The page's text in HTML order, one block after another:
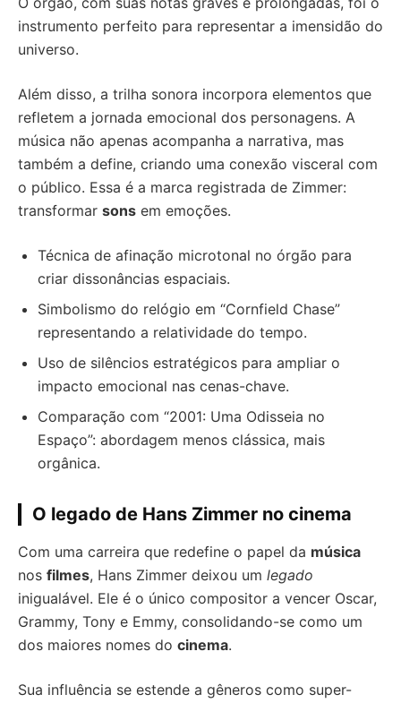
instrumento perfeito para representar a imensidão do
universo.
Além disso, a trilha sonora incorpora elementos que
refletem a jornada emocional dos personagens. A
música não apenas acompanha a narrativa, mas
também a define, criando uma conexão visceral com
o público. Essa é a marca registrada de Zimmer:
transformar sons em emoções.
Técnica de afinação microtonal no órgão para
criar dissonâncias espaciais.
Simbolismo do relógio em “Cornfield Chase”
representando a relatividade do tempo.
Uso de silêncios estratégicos para ampliar o
impacto emocional nas cenas-chave.
Comparação com “2001: Uma Odisseia no
Espaço”: abordagem menos clássica, mais
orgânica.
O legado de Hans Zimmer no cinema
Com uma carreira que redefine o papel da música
nos filmes, Hans Zimmer deixou um legado
inigualável. Ele é o único compositor a vencer Oscar,
Grammy, Tony e Emmy, consolidando-se como um
dos maiores nomes do cinema.
Sua influência se estende a gêneros como super-